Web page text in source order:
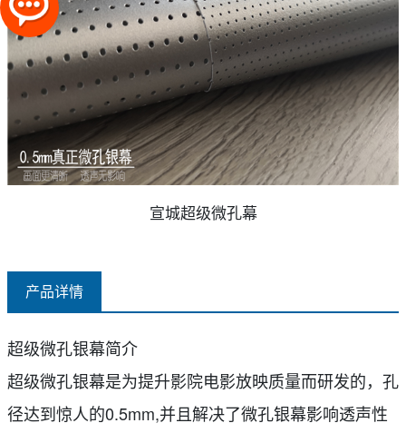
宣城超级微孔幕
产品详情
超级微孔银幕简介
超级微孔银幕是为提升影院电影放映质量而研发的，孔
径达到惊人的0.5mm,并且解决了微孔银幕影响透声性